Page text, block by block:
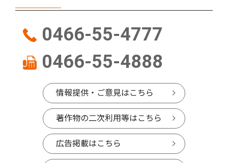
0466-55-4777
0466-55-4888
情報提供・ご意見はこちら
著作物の二次利用等はこちら
広告掲載はこちら